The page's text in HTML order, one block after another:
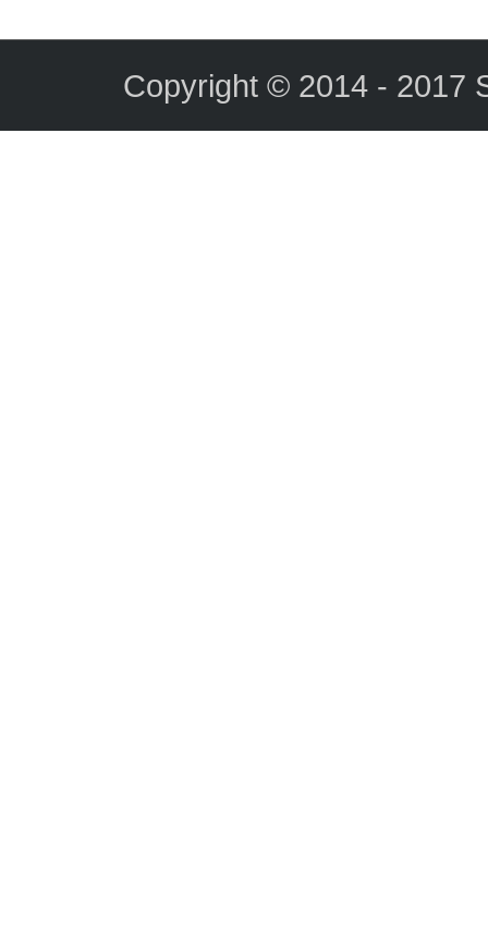
Copyright © 2014 - 2017